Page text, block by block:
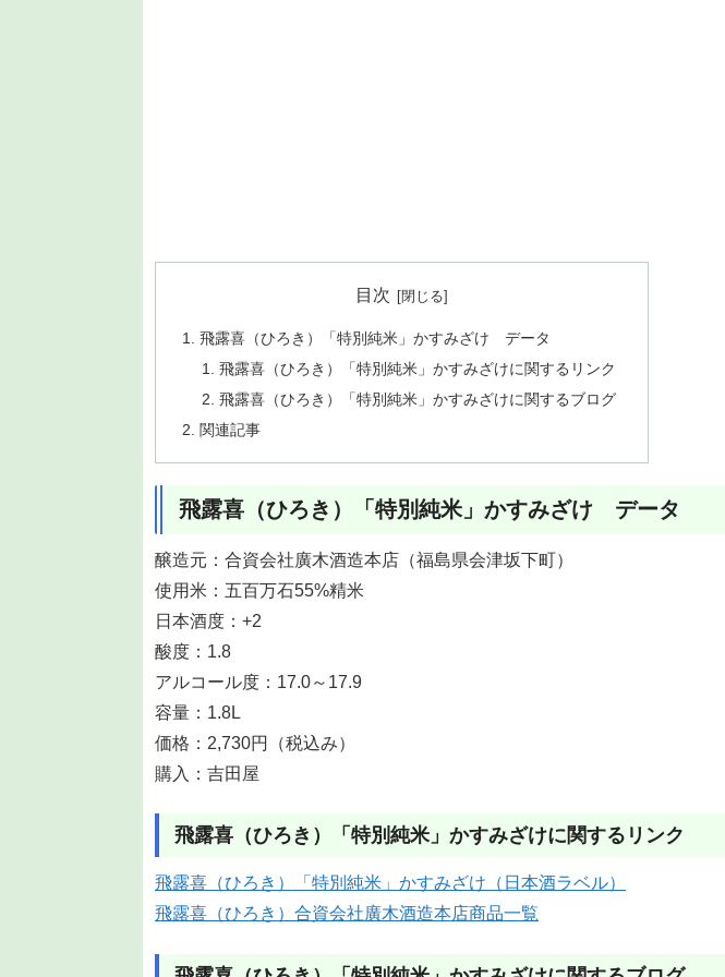
目次
飛露喜（ひろき）「特別純米」かすみざけ データ
飛露喜（ひろき）「特別純米」かすみざけに関するリンク
飛露喜（ひろき）「特別純米」かすみざけに関するブログ
関連記事
飛露喜（ひろき）「特別純米」かすみざけ データ
醸造元：合資会社廣木酒造本店（福島県会津坂下町）
使用米：五百万石55%精米
日本酒度：+2
酸度：1.8
アルコール度：17.0～17.9
容量：1.8L
価格：2,730円（税込み）
購入：吉田屋
飛露喜（ひろき）「特別純米」かすみざけに関するリンク
飛露喜（ひろき）「特別純米」かすみざけ（日本酒ラベル）
飛露喜（ひろき）合資会社廣木酒造本店商品一覧